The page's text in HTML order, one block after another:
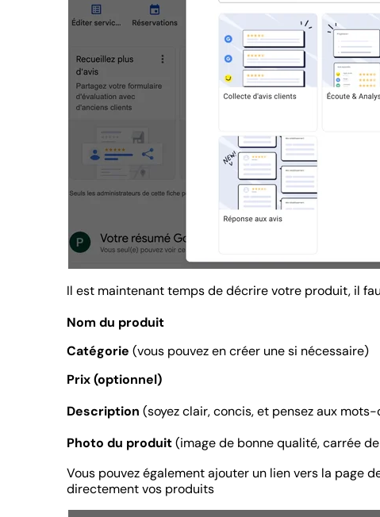
Il est maintenant temps de décrire votre produit, il
Nom du produit
Catégorie (vous pouvez en créer une si nécessaire)
Prix (optionnel)
Description (soyez clair, concis, et pensez aux
Photo du produit(image de bonne qualité, carrée
Vous pouvez également ajouter un lien vers la page
directement vos produits